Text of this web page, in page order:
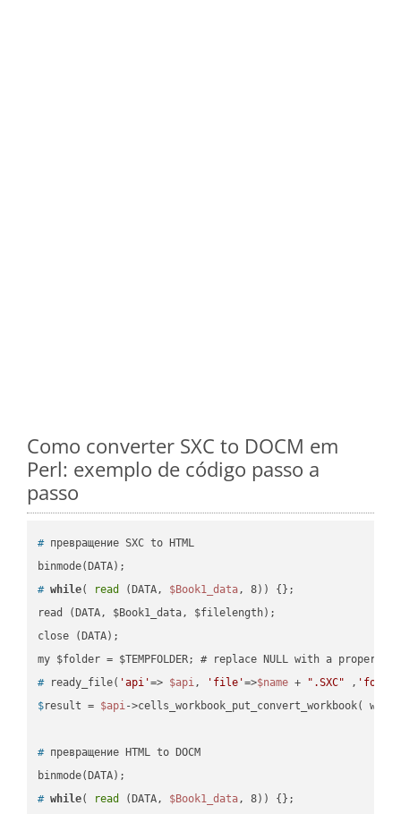
Como converter SXC to DOCM em
Perl: exemplo de código passo a
passo
# превращение SXC to HTML
# while( read (DATA, $Book1_data, 8)) {};
read (DATA, $Book1_data, $filelength);
close (DATA);
# ready_file( 'api'=> $api, 'file'=>$name + ".SXC" ,
$result = $api->cells_workbook_put_convert_workbook(
# превращение HTML to DOCM
# while( read (DATA, $Book1_data, 8)) {};